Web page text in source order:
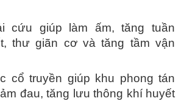
cứu giúp làm ấm, tăng tuần
thư giãn cơ và tăng tầm vận
cổ truyền giúp khu phong tán
đau, tăng lưu thông khí huyết